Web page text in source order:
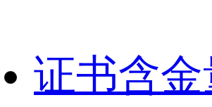
证书含金